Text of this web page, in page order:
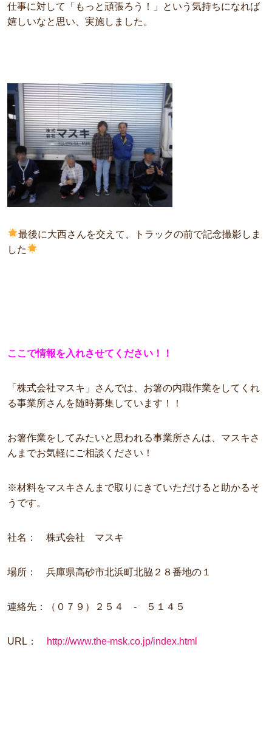
仕事に対して「もっと頑張ろう！」という気持ちになれば
嬉しいなと思い、実施しました。
最後に大西さんを交えて、トラックの前で記念撮影しま
した
ここで情報を入れさせてください！！
「株式会社マスキ」さんでは、お箸の内職作業をしてくれ
る事業所さんを随時募集しています！！
お箸作業をしてみたいと思われる事業所さんは、マスキさ
んまでお気軽にご相談ください！
※材料をマスキさんまで取りにきていただけると助かるそ
うです。
社名： 株式会社 マスキ
場所： 兵庫県高砂市北浜町北脇２８番地の１
連絡先：（０７９）２５４ - ５１４５
URL： http://www.the-msk.co.jp/index.html